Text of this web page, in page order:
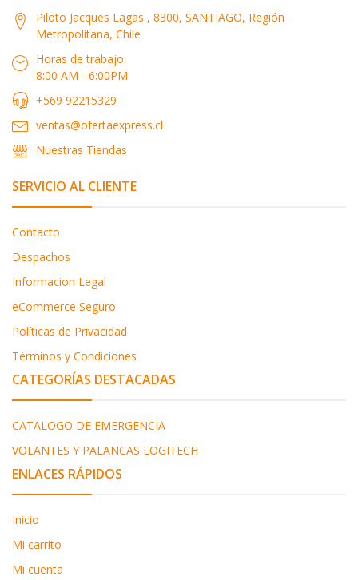
Piloto Jacques Lagas , 8300, SANTIAGO, Región
Metropolitana, Chile
Horas de trabajo:
8:00 AM - 6:00PM
+569 92215329
ventas@ofertaexpress.cl
Nuestras Tiendas
SERVICIO AL CLIENTE
Contacto
Despachos
Informacion Legal
eCommerce Seguro
Políticas de Privacidad
Términos y Condiciones
CATEGORÍAS DESTACADAS
CATALOGO DE EMERGENCIA
VOLANTES Y PALANCAS LOGITECH
ENLACES RÁPIDOS
Inicio
Mi carrito
Mi cuenta